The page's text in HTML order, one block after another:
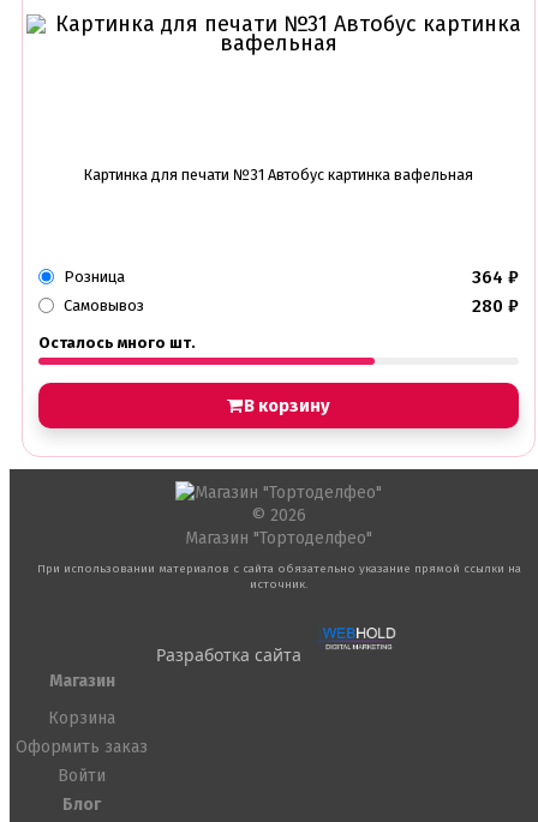
Шоколад для кондитеров
Картинка для печати №31 Автобус картинка вафельная
Розница 364 ₽
Самовывоз 280 ₽
Осталось много шт.
В корзину
© 2026
Магазин "Тортоделфео"
При использовании материалов с сайта обязательно указание прямой ссылки на
источник.
Разработка сайта
Магазин
Корзина
Оформить заказ
Войти
Блог